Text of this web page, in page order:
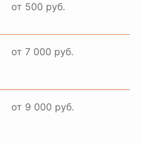
от 500 руб.
от 7 000 руб.
от 9 000 руб.